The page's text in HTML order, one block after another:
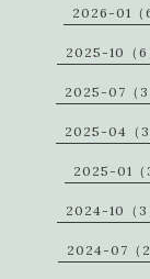
2026-01（6
2025-10（6
2025-07（3
2025-04（3
2025-01（
2024-10（3
2024-07（2